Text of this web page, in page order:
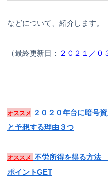
などについて、紹介します。
（最終更新日： ２０２１／０
オススメ
２０２０年台に暗号
と予想する理由３つ
オススメ
不労所得を得る方法
ポイントGET